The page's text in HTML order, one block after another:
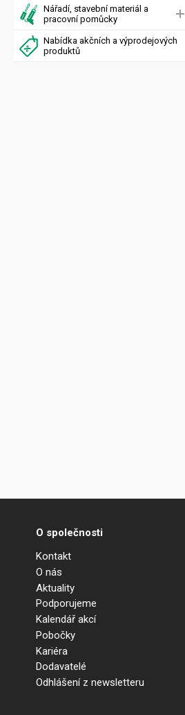
Nářadí, stavební materiál a
pracovní pomůcky
Nabídka akčních a výprodejových
produktů
O společnosti
Kontakt
O nás
Aktuality
Podporujeme
Kalendář akcí
Pobočky
Kariéra
Dodavatelé
Odhlášení z newsletteru